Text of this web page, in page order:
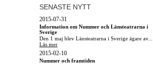
SENASTE NYTT
2015-07-31
Information om Nummer och Länsteatrarna i
Sverige
Den 1 maj blev Länsteatrarna i Sverige ägare av...
Läs mer
2015-02-10
Nummer och framtiden